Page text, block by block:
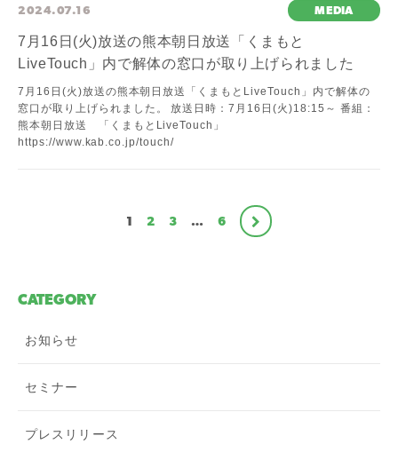
2024.07.16 MEDIA
7月16日(火)放送の熊本朝日放送「くまもと
LiveTouch」内で解体の窓口が取り上げられました
7月16日(火)放送の熊本朝日放送「くまもとLiveTouch」内で解体の
窓口が取り上げられました。 放送日時：7月16日(火)18:15～ 番組：
熊本朝日放送 「くまもとLiveTouch」
https://www.kab.co.jp/touch/
1 2 3 … 6
CATEGORY
お知らせ
セミナー
プレスリリース